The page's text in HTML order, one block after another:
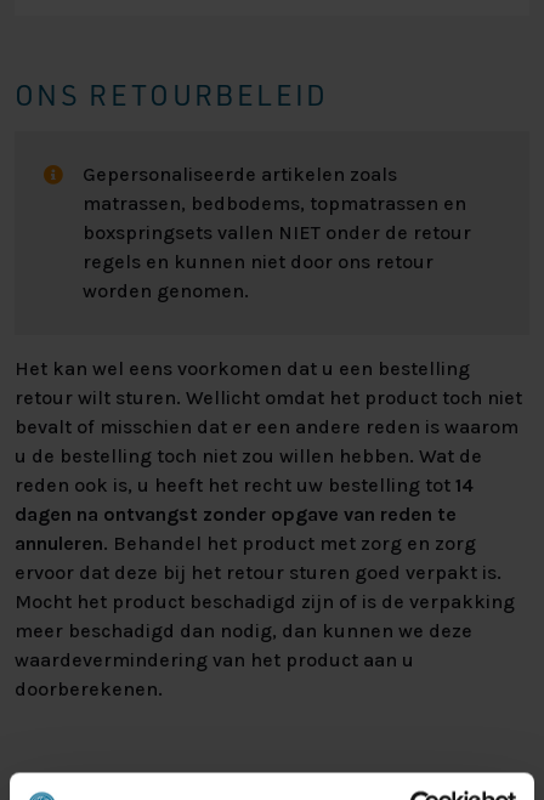
ONS RETOURBELEID
Gepersonaliseerde artikelen zoals
matrassen, bedbodems, topmatrassen en
boxspringsets vallen NIET onder de retour
regels en kunnen niet door ons retour
worden genomen.
Het kan wel eens voorkomen dat u een bestelling
retour wilt sturen. Wellicht omdat het product toch niet
bevalt of misschien dat er een andere reden is waarom
u de bestelling toch niet zou willen hebben. Wat de
reden ook is, u heeft het recht uw bestelling tot 14
dagen na ontvangst zonder opgave van reden te
annuleren. Behandel het product met zorg en zorg
ervoor dat deze bij het retour sturen goed verpakt is.
Mocht het product beschadigd zijn of is de verpakking
meer beschadigd dan nodig, dan kunnen we deze
waardevermindering van het product aan u
doorberekenen.